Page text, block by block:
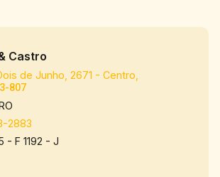
Castro
de Junho, 2671 - Centro,
807
2883
- F 1192 - J